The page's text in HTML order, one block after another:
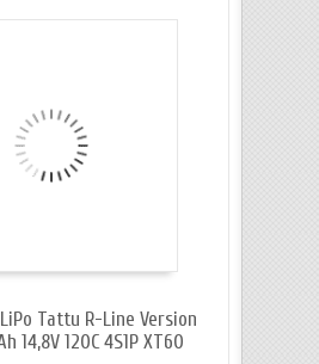
Tattu R-Line Version
14,8V 120C 4S1P XT60